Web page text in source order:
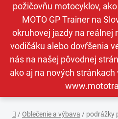
požičovňu motocyklov,
MOTO GP Trainer na
okruhovej jazdy na reálnej
vodičáku alebo dovŕšenia
nás na našej pôvodnej
ako aj na nových
Domov
/ Oblečenie a výbava / podrážky